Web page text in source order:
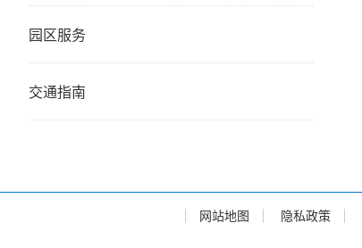
园区服务
交通指南
网站地图 隐私政策